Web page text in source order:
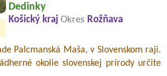
Dedinky
Košický kraj Okres Rožňava
Palcmanská Maša, v Slovenskom raji.
okolie slovenskej prírody určite